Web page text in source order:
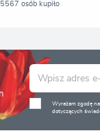
osób kupiło
Wyrażam zgodę
dotyczących